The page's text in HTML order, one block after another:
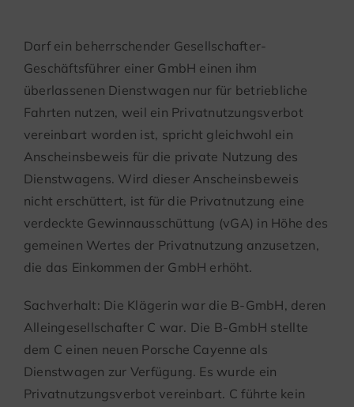
Darf ein beherrschender Gesellschafter-
Geschäftsführer einer GmbH einen ihm
überlassenen Dienstwagen nur für betriebliche
Fahrten nutzen, weil ein Privatnutzungsverbot
vereinbart worden ist, spricht gleichwohl ein
Anscheinsbeweis für die private Nutzung des
Dienstwagens. Wird dieser Anscheinsbeweis
nicht erschüttert, ist für die Privatnutzung eine
verdeckte Gewinnausschüttung (vGA) in Höhe des
gemeinen Wertes der Privatnutzung anzusetzen,
die das Einkommen der GmbH erhöht.
Sachverhalt: Die Klägerin war die B-GmbH, deren
Alleingesellschafter C war. Die B-GmbH stellte
dem C einen neuen Porsche Cayenne als
Dienstwagen zur Verfügung. Es wurde ein
Privatnutzungsverbot vereinbart. C führte kein